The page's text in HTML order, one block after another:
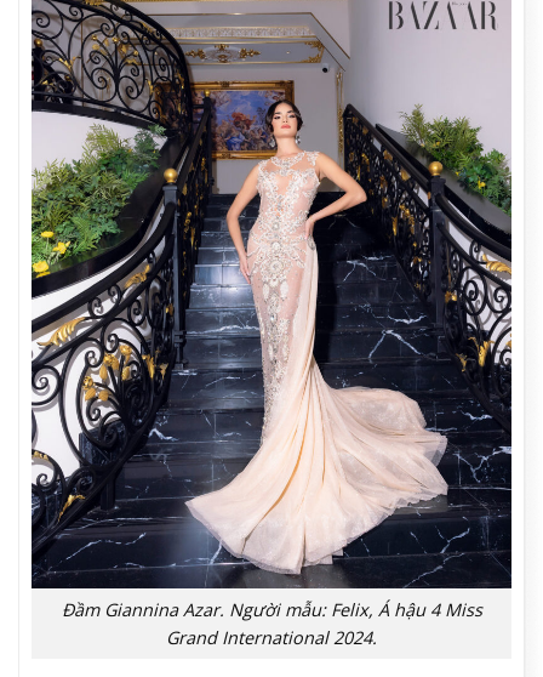
Đầm Giannina Azar. Người mẫu: Felix, Á hậu 4 Miss
Grand International 2024.